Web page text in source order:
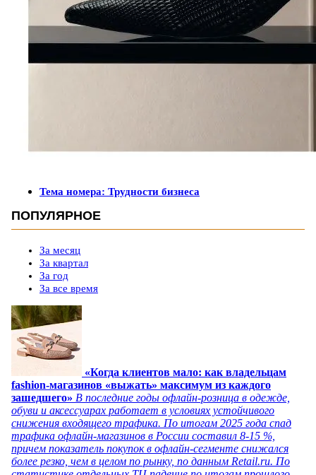
Тема номера: Трудности бизнеса
ПОПУЛЯРНОЕ
За месяц
За квартал
За год
За все время
«Когда клиентов мало: как владельцам
fashion-магазинов «выжать» максимум из каждого
зашедшего» В последние годы офлайн-розница в одежде,
обуви и аксессуарах работает в условиях устойчивого
снижения входящего трафика. По итогам 2025 года спад
трафика офлайн-магазинов в России составил 8-15 %,
причем показатель покупок в офлайн-сегменте снижался
более резко, чем в целом по рынку, по данным Retail.ru. По